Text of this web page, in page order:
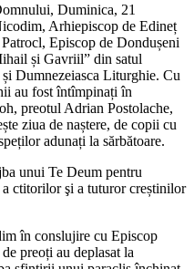
Duminica, 21
Arhiepiscop de Edineț
Episcop de Dondușeni
și Gavriil” din satul
Dumnezeiasca Liturghie. Cu
au fost întîmpinați în
preotul Adrian Postolache,
ziua de naștere, de copii cu
adunați la sărbătoare.
unui Te Deum pentru
ctitorilor şi a tuturor creștinilor
în conslujire cu Episcop
preoți au deplasat la